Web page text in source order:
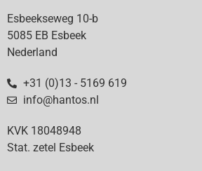
Esbeekseweg 10-b
5085 EB Esbeek
Nederland
+31 (0)13 - 5169 619
info@hantos.nl
KVK 18048948
Stat. zetel Esbeek